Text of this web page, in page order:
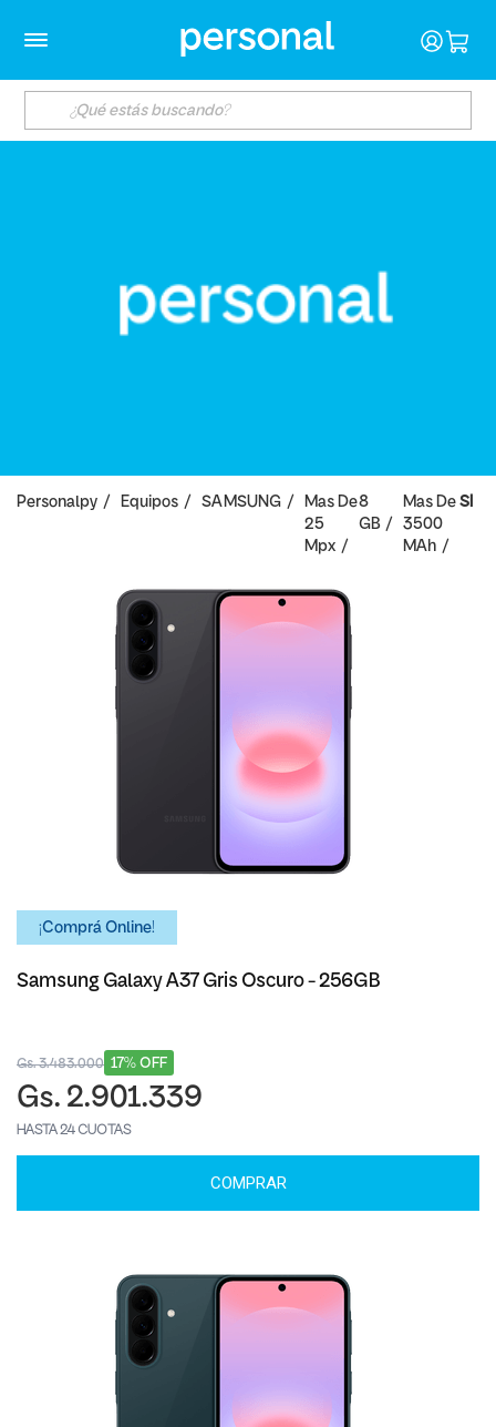
Personalpy Equipos SAMSUNG
Mas De
25
Mpx
8
GB
Mas De
3500
MAh
SI
¡Comprá Online!
Samsung Galaxy A37 Gris Oscuro - 256GB
17% OFF
Gs. 3.483.000
Gs. 2.901.339
HASTA 24 CUOTAS
COMPRAR